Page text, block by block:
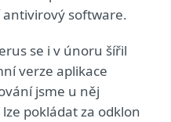
software.
se i v únoru šířil
verze aplikace
jsme u něj
pokládat za odklon